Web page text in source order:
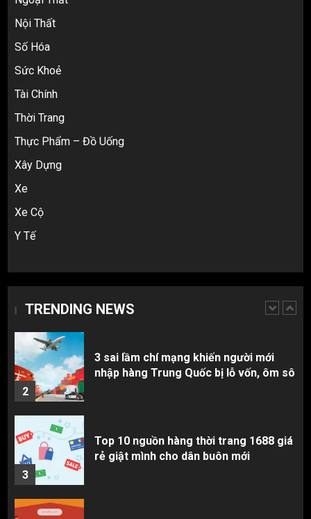
Nội Thất
Số Hóa
Sức Khoẻ
Tài Chính
Thời Trang
Thực Phẩm – Đồ Uống
Xây Dựng
Xe
Xe Cộ
Y Tế
TRENDING NEWS
3
4
5
Cách thanh toán khi tự đặt hàng
3 sai lầm chí mạng khiến người mới
4